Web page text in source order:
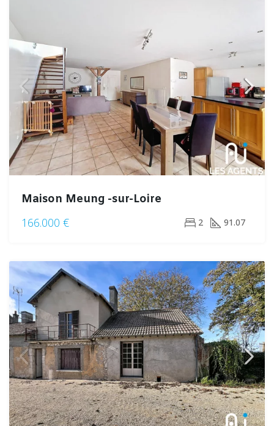
Maison Meung -sur-Loire
166.000 €
2 91.07